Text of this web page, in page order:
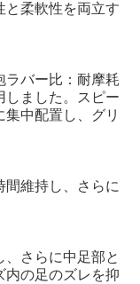
と柔軟性を両立す
ラバー比：耐摩耗
ました。スピー
集中配置し、グリ
間維持し、さらに
さらに中足部と
内の足のズレを抑